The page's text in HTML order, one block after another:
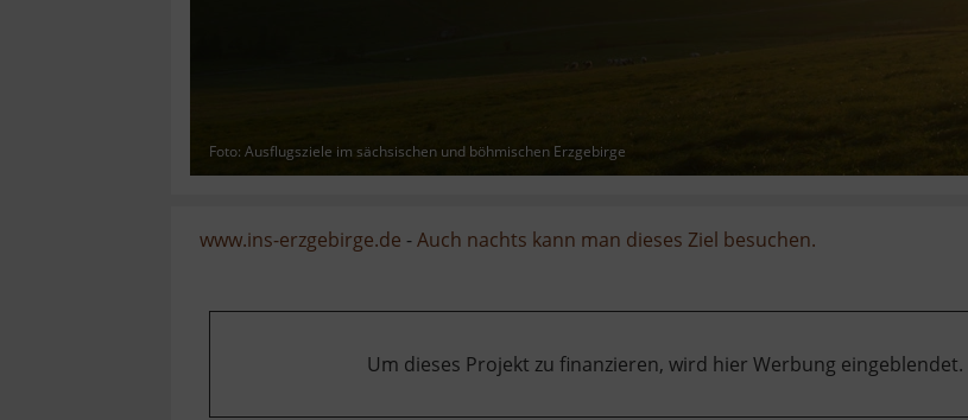
Foto: Ausflugsziele im sächsischen und böhmischen Erzgebirge
www.ins-erzgebirge.de -Auch nachts kann man dieses Ziel besuchen.
Um dieses Projekt zu finanzieren, wird hier Werbung eingeblendet.